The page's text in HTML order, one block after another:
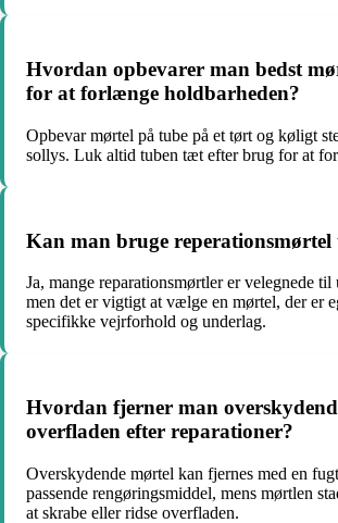
Hvordan opbevarer man bedst
for at forlænge holdbarheden?
Opbevar mørtel på tube på et tørt og køligt
sollys. Luk altid tuben tæt efter brug for at
Kan man bruge reperationsmørtel
Ja, mange reparationsmørtler er velegnede til
men det er vigtigt at vælge en mørtel, der er
specifikke vejrforhold og underlag.
Hvordan fjerner man
overfladen efter reparationer?
Overskydende mørtel kan fjernes med en
passende rengøringsmiddel, mens mørtlen
at skrabe eller ridse overfladen.